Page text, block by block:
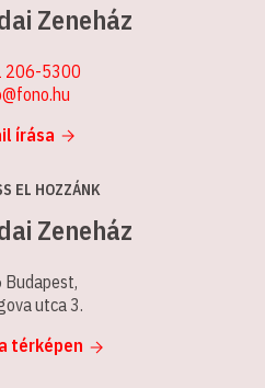
Zeneház
206-5300
írása
EL HOZZÁNK
Zeneház
utca 3.
térképen